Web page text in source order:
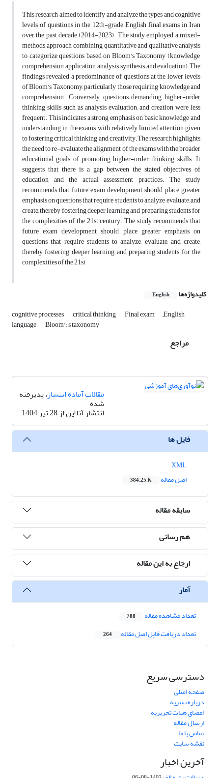
This research aimed to identify and analyze the types and cognitive
levels of questions in the 12th-grade English final exams in Iran
over the past decade (2014-2023). The study employed a mixed-
methods approach, combining quantitative and qualitative analysis
to categorize questions based on Bloom's Taxonomy (knowledge,
comprehension, application, analysis, synthesis, and evaluation).The
findings revealed a predominance of questions at the lower levels
of Bloom's Taxonomy, particularly those requiring knowledge and
comprehension. Conversely, questions demanding higher-order
thinking skills such as analysis, evaluation, and creation were less
frequent. This indicates a strong emphasis on basic knowledge and
understanding in the exams, with relatively limited attention given
to fostering critical thinking and creativity.The research highlights
the need to re-evaluate the alignment of the exams with the broader
educational goals of promoting higher-order thinking skills. It
suggests that there is a gap between the stated objectives of
education and the actual assessment practices. The study
recommends that future exam development should place greater
emphasis on questions that require students to analyze, evaluate, and
create, thereby fostering deeper learning and preparing students for
the complexities of the 21st century. The study recommends that
future exam development should place greater emphasis on
questions that require students to analyze, evaluate, and create,
thereby fostering deeper learning and preparing students for the
complexities of the 21st
کلیدواژه‌ها English
cognitive processes critical thinking Final exam ٍEnglish
language Bloom'؛ s taxonomy
مراجع
مقالات آماده انتشار، پذیرفته
شده
انتشار آنلاین از 28 تیر 1404
فایل ها
اصل مقاله
384.25 K
سابقه مقاله
هم رسانی
ارجاع به این مقاله
آمار
تعداد مشاهده مقاله 788
تعداد دریافت فایل اصل مقاله 264
دسترسی سریع
صفحه اصلی
درباره نشریه
اعضای هیات تحریریه
ارسال مقاله
تماس با ما
نقشه سایت
آخرین اخبار